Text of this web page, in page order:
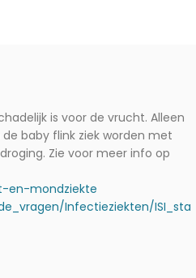
is voor de vrucht. Alleen
baby flink ziek worden met
Zie voor meer info op
en-mondziekte
Infectieziekten/ISI_sta